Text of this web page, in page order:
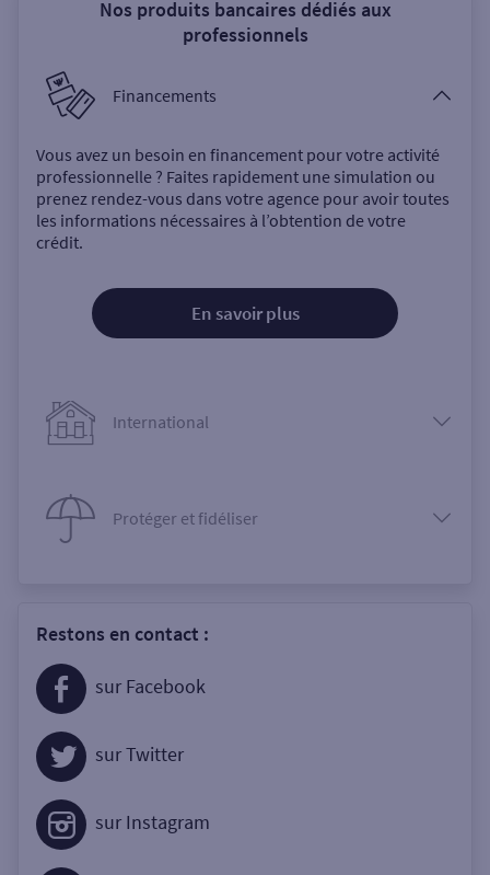
Nos produits bancaires dédiés aux
professionnels
Financements
Vous avez un besoin en financement pour votre activité
professionnelle ? Faites rapidement une simulation ou
prenez rendez-vous dans votre agence pour avoir toutes
les informations nécessaires à l’obtention de votre
crédit.
En savoir plus
International
Protéger et fidéliser
Restons en contact :
sur Facebook
sur Twitter
sur Instagram